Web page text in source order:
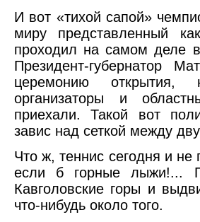
И вот «тихой сапой»
миру представленный
проходил на самом деле
Президент-губернатор
церемонию открытия,
организаторы и
приехали. Такой вот
завис над сеткой между
Что ж, теннис сегодня и не
если б горные лыжи!...
Кавголовские горы и
что-нибудь около того.